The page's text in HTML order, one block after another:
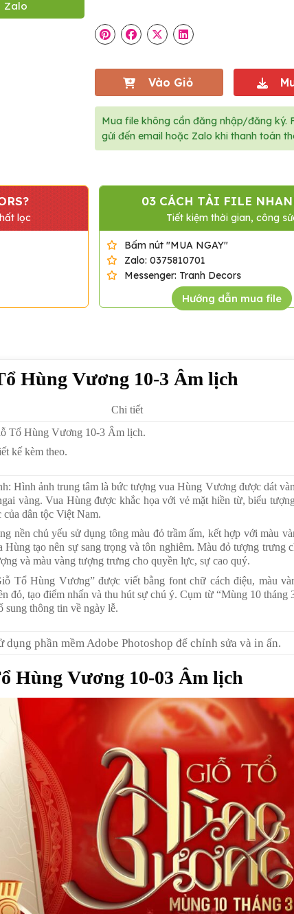
Zalo
Vào Giỏ
Mua file không cần đăng nhập/đăng ký.
gửi đến email hoặc Zalo khi thanh toán
lọc
03 CÁCH TẢI FILE
Tiết kiệm thời gian, công
Bấm nút "MUA NGAY"
Zalo: 0375810701
Messenger: Tranh Decors
Hướng dẫn mua file
Hùng Vương 10-3 Âm lịch
Chi tiết
Tổ Hùng Vương 10-3 Âm lịch.
kế kèm theo.
Hình ảnh trung tâm là bức tượng vua Hùng Vương được dát
vàng. Vua Hùng được khắc họa với vẻ mặt hiền từ, biểu
của dân tộc Việt Nam.
nền chủ yếu sử dụng tông màu đỏ trầm ấm, kết hợp với màu
Hùng tạo nên sự sang trọng và tôn nghiêm. Màu đỏ tượng trưng
và màu vàng tượng trưng cho quyền lực, sự cao quý.
Tổ Hùng Vương” được viết bằng font chữ cách điệu, màu
đỏ, tạo điểm nhấn và thu hút sự chú ý. Cụm từ “Mùng 10 tháng
sung thông tin về ngày lễ.
dụng phần mềm Adobe Photoshop để chỉnh sửa và in ấn.
Hùng Vương 10-03 Âm lịch